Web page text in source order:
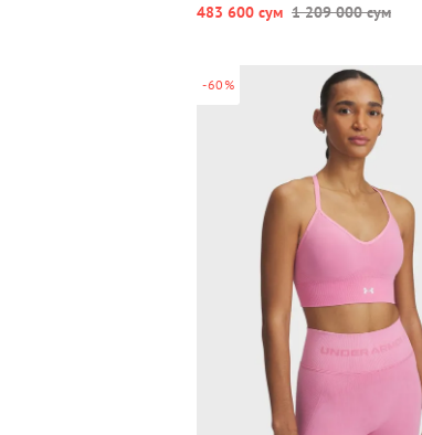
483 600 сум 1 209 000 сум
-60%